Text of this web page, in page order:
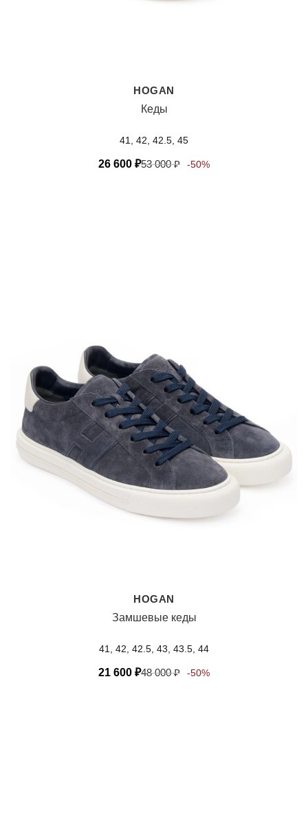
HOGAN
Кеды
41, 42, 42.5, 45
26 600 ₽53 000₽ -50%
HOGAN
Замшевые кеды
41, 42, 42.5, 43, 43.5, 44
21 600 ₽48 000₽ -50%